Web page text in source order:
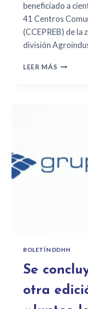
beneficiado a
41 Centros
(CCEPREB) de la
división
LEER MÁS
BOLETÍN DDHH
Se
otra